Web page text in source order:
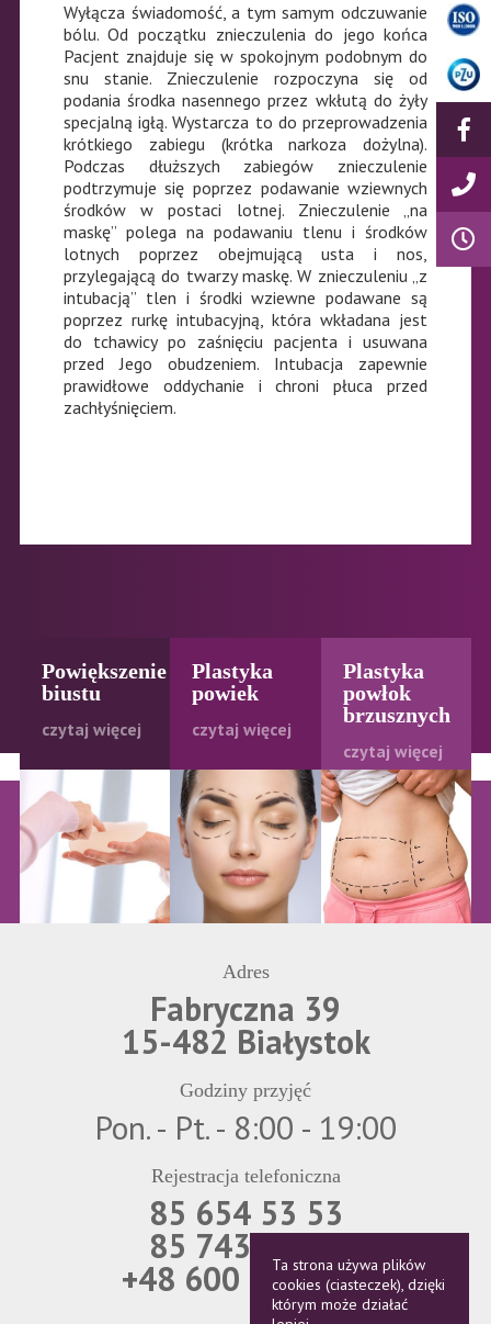
Wyłącza świadomość, a tym samym odczuwanie
bólu. Od początku znieczulenia do jego końca
Pacjent znajduje się w spokojnym podobnym do
snu stanie. Znieczulenie rozpoczyna się od
podania środka nasennego przez wkłutą do żyły
specjalną igłą. Wystarcza to do przeprowadzenia
krótkiego zabiegu (krótka narkoza dożylna).
Podczas dłuższych zabiegów znieczulenie
podtrzymuje się poprzez podawanie wziewnych
środków w postaci lotnej. Znieczulenie „na
maskę” polega na podawaniu tlenu i środków
lotnych poprzez obejmującą usta i nos,
przylegającą do twarzy maskę. W znieczuleniu „z
intubacją” tlen i środki wziewne podawane są
poprzez rurkę intubacyjną, która wkładana jest
do tchawicy po zaśnięciu pacjenta i usuwana
przed Jego obudzeniem. Intubacja zapewnie
prawidłowe oddychanie i chroni płuca przed
zachłyśnięciem.
Powiększenie
biustu
czytaj więcej
Plastyka
powiek
czytaj więcej
Plastyka
powłok
brzusznych
czytaj więcej
Adres
Fabryczna 39
15-482 Białystok
Godziny przyjęć
Pon. - Pt. - 8:00 - 19:00
Rejestracja telefoniczna
85 654 53 53
85 743 69 21
+48 600 850 566
Ta strona używa plików
cookies (ciasteczek), dzięki
którym może działać